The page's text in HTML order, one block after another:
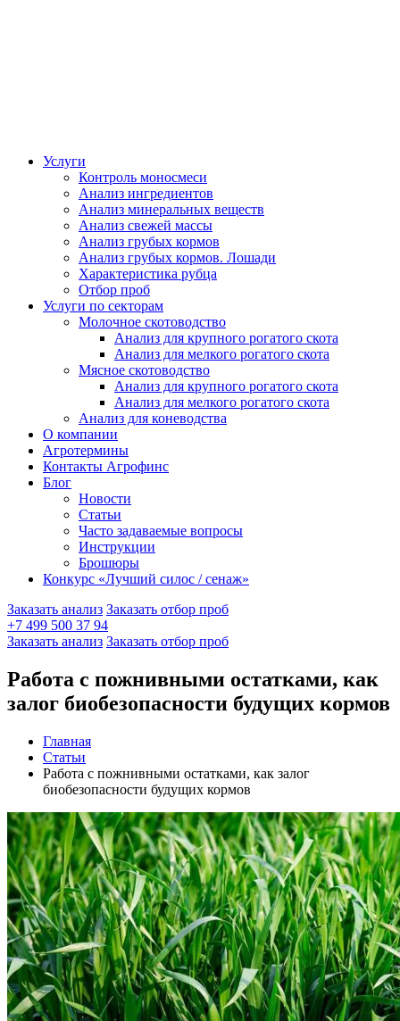
Услуги
Контроль моносмеси
Анализ ингредиентов
Анализ минеральных веществ
Анализ свежей массы
Анализ грубых кормов
Анализ грубых кормов. Лошади
Характеристика рубца
Отбор проб
Услуги по секторам
Молочное скотоводство
Анализ для крупного рогатого скота
Анализ для мелкого рогатого скота
Мясное скотоводство
Анализ для крупного рогатого скота
Анализ для мелкого рогатого скота
Анализ для коневодства
О компании
Агротермины
Контакты Агрофинс
Блог
Новости
Статьи
Часто задаваемые вопросы
Инструкции
Брошюры
Конкурс «Лучший силос / сенаж»
Заказать анализ Заказать отбор проб
+7 499 500 37 94
Заказать анализ Заказать отбор проб
Работа с пожнивными остатками, как
залог биобезопасности будущих кормов
Главная
Статьи
Работа с пожнивными остатками, как залог
биобезопасности будущих кормов